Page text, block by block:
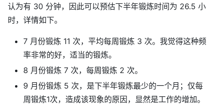
认为有 30 分钟，因此可以预估下半年锻炼时间为 26.5 小
时，详情如下。
7 月份锻炼 11 次，平均每周锻炼 3 次。我觉得这种频
率非常的好，适当的锻炼。
8 月份锻炼 7 次，每周锻炼 2 次。
9 月份锻炼 5 次，是下半年锻炼最少的一个月；仅每
周锻炼1次，造成该现象的原因，显然是工作的增加。